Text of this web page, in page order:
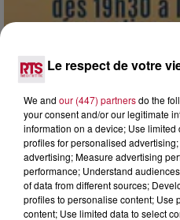
7 août 2026
DINER CONCERT À LA
Le respect de votre
We and our (447) partnersdo the
your consent and/or our legitimate
information on a device; Use
profiles for personalised
advertising; Measure advertising
performance; Understand
of data from different sources;
profiles to personalise content; Use
content; Use limited data to select